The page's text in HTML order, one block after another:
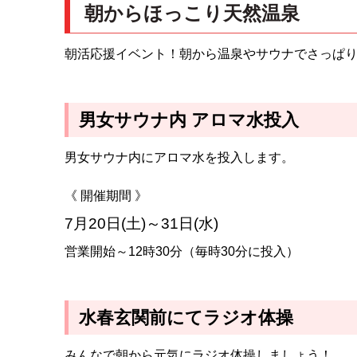
朝からほっこり天然温泉
朝活応援イベント！朝から温泉やサウナでさっぱ
男女サウナ内 アロマ水投入
男女サウナ内にアロマ水を投入します。
《 開催期間 》
7月20日(土)～31日(水)
営業開始～12時30分（毎時30分に投入）
水春玄関前にてラジオ体操